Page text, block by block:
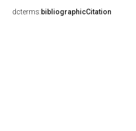
dcterms:bibliographicCitation